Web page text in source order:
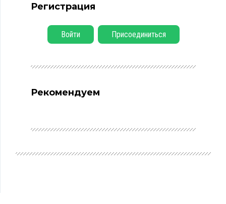
Регистрация
Войти Присоединиться
Рекомендуем